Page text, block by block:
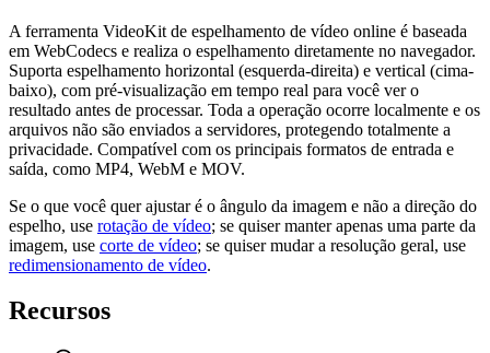
A ferramenta VideoKit de espelhamento de vídeo online é baseada
em WebCodecs e realiza o espelhamento diretamente no navegador.
Suporta espelhamento horizontal (esquerda-direita) e vertical (cima-
baixo), com pré-visualização em tempo real para você ver o
resultado antes de processar. Toda a operação ocorre localmente e os
arquivos não são enviados a servidores, protegendo totalmente a
privacidade. Compatível com os principais formatos de entrada e
saída, como MP4, WebM e MOV.
Se o que você quer ajustar é o ângulo da imagem e não a direção do
espelho, use rotação de vídeo; se quiser manter apenas uma parte da
imagem, use corte de vídeo; se quiser mudar a resolução geral, use
redimensionamento de vídeo.
Recursos